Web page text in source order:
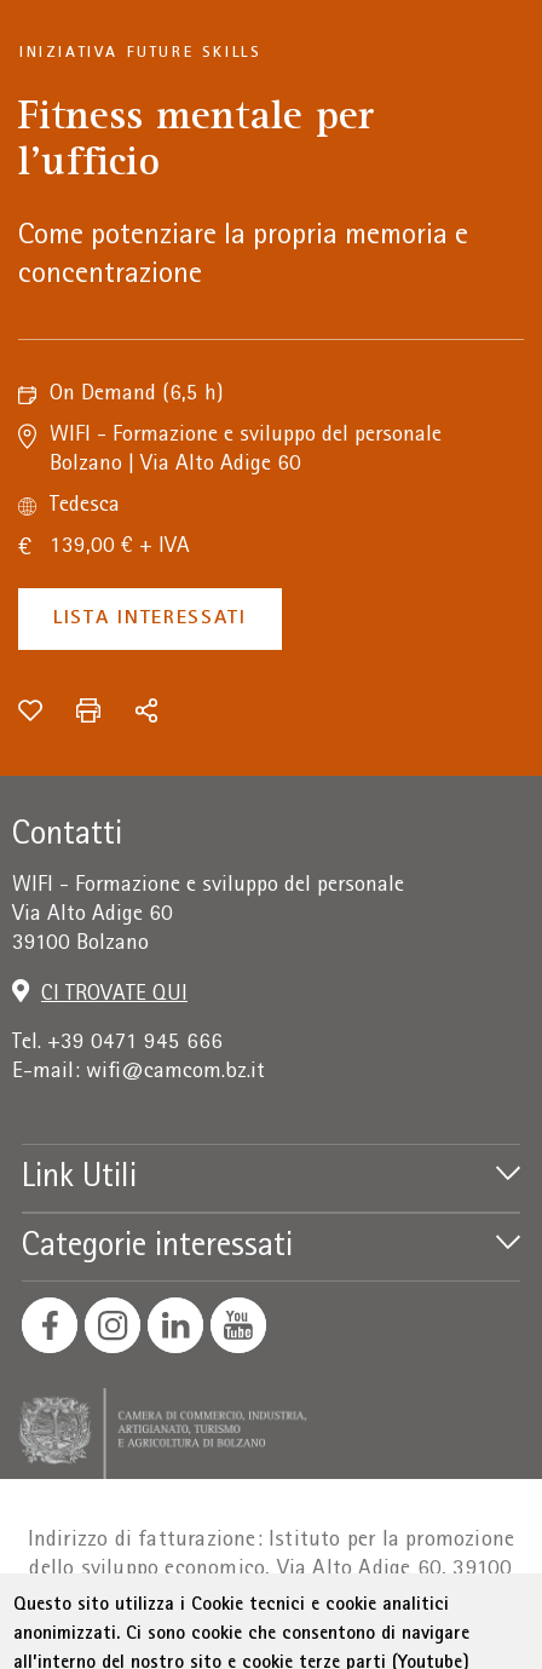
INIZIATIVA FUTURE SKILLS
Fitness mentale per
l'ufficio
Come potenziare la propria memoria e
concentrazione
On Demand (6,5 h)
WIFI - Formazione e sviluppo del personale
Bolzano | Via Alto Adige 60
Tedesca
139,00 € + IVA
LISTA INTERESSATI
Contatti
WIFI - Formazione e sviluppo del personale
Via Alto Adige 60
39100 Bolzano
CI TROVATE QUI
Tel. +39 0471 945 666
E-mail: wifi@camcom.bz.it
Link Utili
Categorie interessati
Indirizzo di fatturazione: Istituto per la promozione
dello sviluppo economico, Via Alto Adige 60, 39100
BolzanoPart. IVA 01716880214|administration-
as@bz.legalmail.camcom.it
Questo sito utilizza i Cookie tecnici e cookie analitici
anonimizzati. Ci sono cookie che consentono di navigare
all’interno del nostro sito e cookie terze parti (Youtube)